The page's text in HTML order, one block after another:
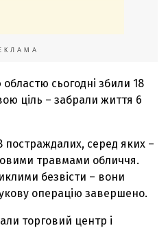
сьогодні збили 18
ціль – забрали життя 6
серед яких –
травмами обличчя.
безвісти – вони
операцію завершено.
торговий центр і